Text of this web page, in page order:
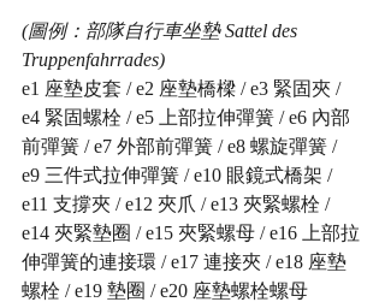
(圖例：部隊自行車坐墊 Sattel des
Truppenfahrrades)
e1 座墊皮套 / e2 座墊橋樑 / e3 緊固夾 /
e4 緊固螺栓 / e5 上部拉伸彈簧 / e6 內部
前彈簧 / e7 外部前彈簧 / e8 螺旋彈簧 /
e9 三件式拉伸彈簧 / e10 眼鏡式橋架 /
e11 支撐夾 / e12 夾爪 / e13 夾緊螺栓 /
e14 夾緊墊圈 / e15 夾緊螺母 / e16 上部拉
伸彈簧的連接環 / e17 連接夾 / e18 座墊
螺栓 / e19 墊圈 / e20 座墊螺栓螺母